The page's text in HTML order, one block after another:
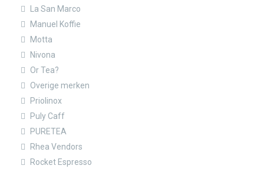
La San Marco
Manuel Koffie
Motta
Nivona
Or Tea?
Overige merken
Priolinox
Puly Caff
PURETEA
Rhea Vendors
Rocket Espresso